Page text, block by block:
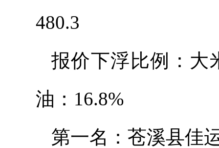
480.3
报价下浮比例：大
油：16.8%
第一名：苍溪县佳